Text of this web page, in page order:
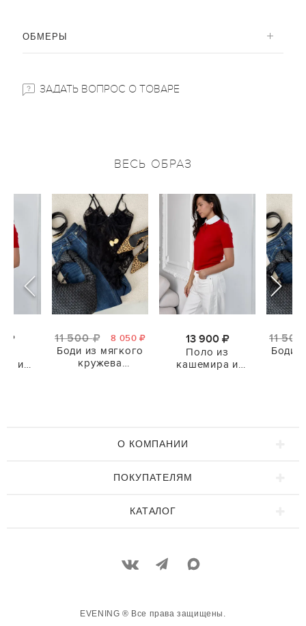
ОБМЕРЫ
ЗАДАТЬ ВОПРОС О ТОВАРЕ
ВЕСЬ ОБРАЗ
и
11 500 8 050
Боди из мягкого
кружева
13 900
Поло из
кашемира и
11
Боди
О КОМПАНИИ
ПОКУПАТЕЛЯМ
КАТАЛОГ
EVENING ® Все права защищены.